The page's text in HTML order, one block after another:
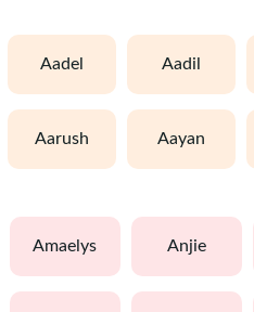
aadel aadil
aarush aayan
amaelys anjie